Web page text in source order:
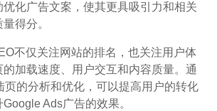
化广告文案，使其更具吸引力和相关
得分。
不仅关注网站的排名，也关注用户体
加载速度、用户交互和内容质量。通
页的分析和优化，可以提高用户的转化
Ads广告的效果。